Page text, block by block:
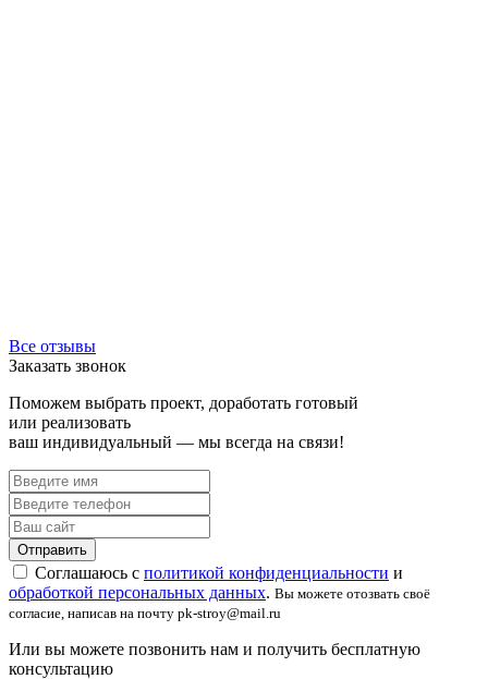
Все отзывы
Заказать звонок
Поможем выбрать проект, доработать готовый
или реализовать
ваш индивидуальный — мы всегда на связи!
Соглашаюсь с политикой конфиденциальности и
обработкой персональных данных. Вы можете отозвать своё
согласие, написав на почту pk-stroy@mail.ru
Или вы можете позвонить нам и получить бесплатную
консультацию